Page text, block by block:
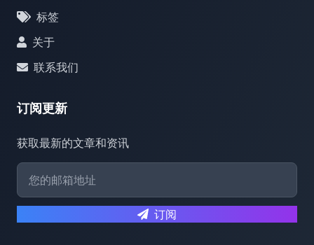
标签
关于
联系我们
订阅更新
获取最新的文章和资讯
订阅